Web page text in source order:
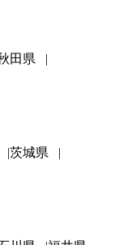
田県
茨城県